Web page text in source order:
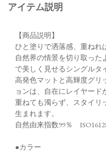
アイテム説明
【商品説明】
ひと塗りで洒落感、重ねれ
自然界の情景を切り取った
で美しく見せるシングルタ
高発色マットと高輝度グリ
ョンは、自在にレイヤード
重ねても濁らず、スタイリ
生まれます。
自然由来指数99％
●カラー